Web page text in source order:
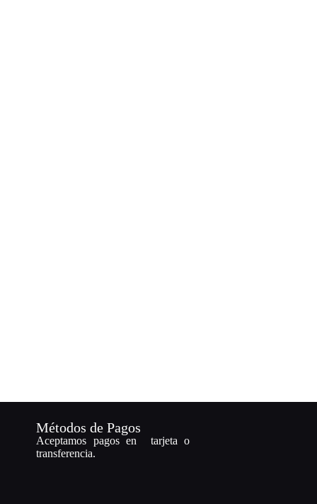
Métodos de Pagos
Aceptamos pagos en tarjeta o
transferencia.